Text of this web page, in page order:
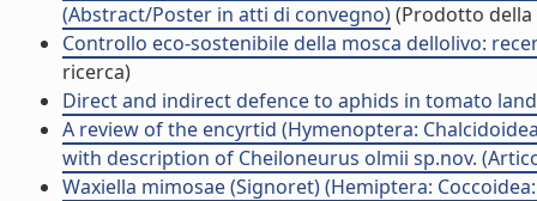
(Abstract/Poster in atti di convegno)(Prodotto della
Controllo eco-sostenibile della mosca dellolivo:
ricerca)
Direct and indirect defence to aphids in tomato
A review of the encyrtid (Hymenoptera:
with description of Cheiloneurus olmii sp.nov.
Waxiella mimosae (Signoret) (Hemiptera: